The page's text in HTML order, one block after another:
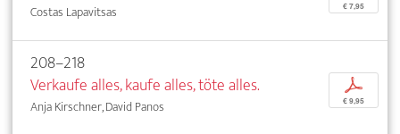
Costas Lapavitsas € 7,95
208–218
Verkaufe alles, kaufe alles, töte alles.
Anja Kirschner, David Panos
p
€ 9,95